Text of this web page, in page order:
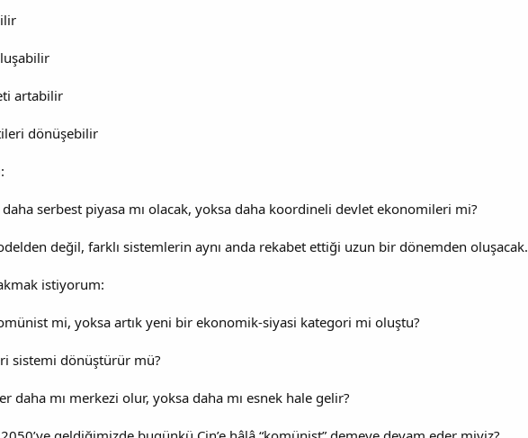
artabilir
dönüşebilir
daha serbest piyasa mı olacak, yoksa daha koordineli devlet ekonomileri mi?
değil, farklı sistemlerin aynı anda rekabet ettiği uzun bir dönemden oluşacak.
istiyorum:
mi, yoksa artık yeni bir ekonomik-siyasi kategori mi oluştu?
sistemi dönüştürür mü?
daha mı merkezi olur, yoksa daha mı esnek hale gelir?